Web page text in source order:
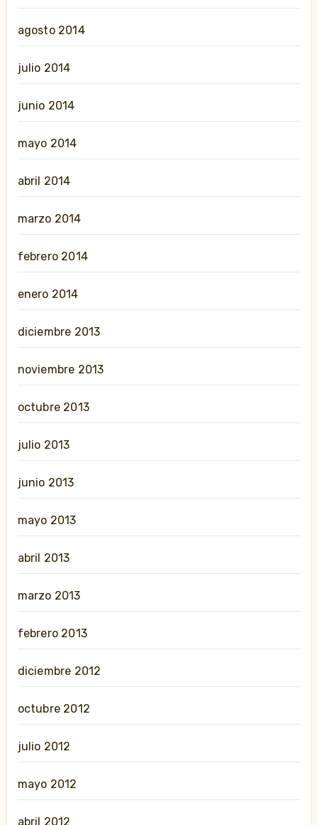
agosto 2014
julio 2014
junio 2014
mayo 2014
abril 2014
marzo 2014
febrero 2014
enero 2014
diciembre 2013
noviembre 2013
octubre 2013
julio 2013
junio 2013
mayo 2013
abril 2013
marzo 2013
febrero 2013
diciembre 2012
octubre 2012
julio 2012
mayo 2012
abril 2012